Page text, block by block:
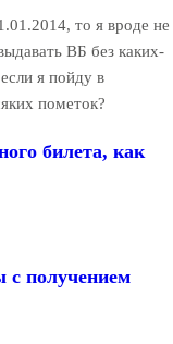
то я вроде не
ВБ без каких-
я пойду в
пометок?
билета, как
с получением